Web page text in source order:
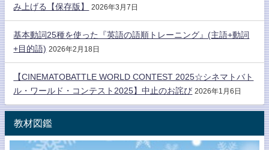
み上げる【保存版】
2026年3月7日
基本動詞25種を使った『英語の語順トレーニング』(主語+動詞
+目的語) 2026年2月18日
【CINEMATOBATTLE WORLD CONTEST 2025☆シネマトバト
ル・ワールド・コンテスト2025】中止のお詫び 2026年1月6日
教材図鑑